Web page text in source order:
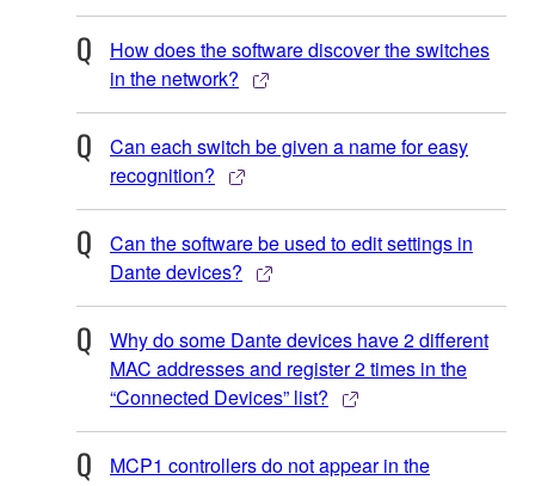
How does the software discover the switches
in the network?
Can each switch be given a name for easy
recognition?
Can the software be used to edit settings in
Dante devices?
Why do some Dante devices have 2 different
MAC addresses and register 2 times in the
“Connected Devices” list?
MCP1 controllers do not appear in the